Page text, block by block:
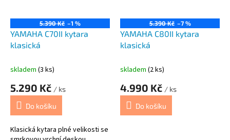
5.390 Kč –1 %
YAMAHA C70II kytara
klasická
skladem (3 ks)
5.290 Kč / ks
Do košíku
Klasická kytara plné velikosti se
5.390 Kč –7 %
YAMAHA C80II kytara
klasická
skladem (2 ks)
4.990 Kč / ks
Do košíku